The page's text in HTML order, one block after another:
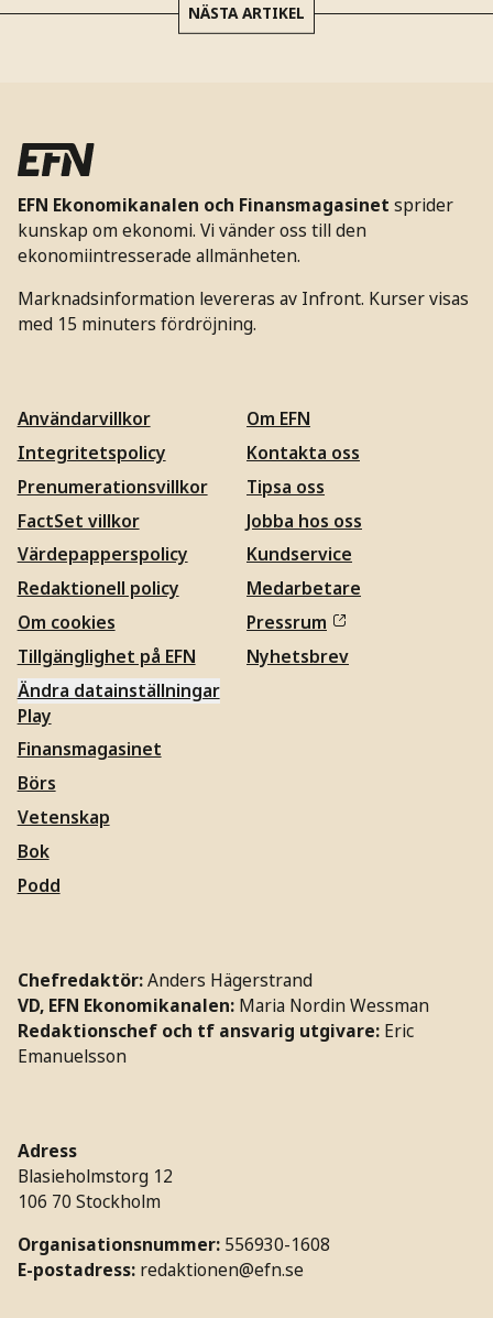
NÄSTA ARTIKEL
EFN Ekonomikanalen och Finansmagasinet sprider
kunskap om ekonomi. Vi vänder oss till den
ekonomiintresserade allmänheten.
Marknadsinformation levereras av Infront. Kurser visas
med 15 minuters fördröjning.
Användarvillkor
Integritetspolicy
Prenumerationsvillkor
FactSet villkor
Värdepapperspolicy
Redaktionell policy
Om cookies
Tillgänglighet på EFN
Ändra datainställningar
Om EFN
Kontakta oss
Tipsa oss
Jobba hos oss
Kundservice
Medarbetare
Pressrum
Nyhetsbrev
Play
Finansmagasinet
Börs
Vetenskap
Bok
Podd
Chefredaktör:Anders Hägerstrand
VD, EFN Ekonomikanalen: Maria Nordin Wessman
Redaktionschef och tf ansvarig utgivare: Eric
Emanuelsson
Adress
Blasieholmstorg 12
106 70 Stockholm
Organisationsnummer: 556930-1608
E-postadress: redaktionen@efn.se